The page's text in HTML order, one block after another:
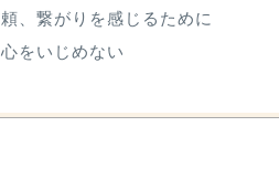
、繋がりを感じるために
をいじめない